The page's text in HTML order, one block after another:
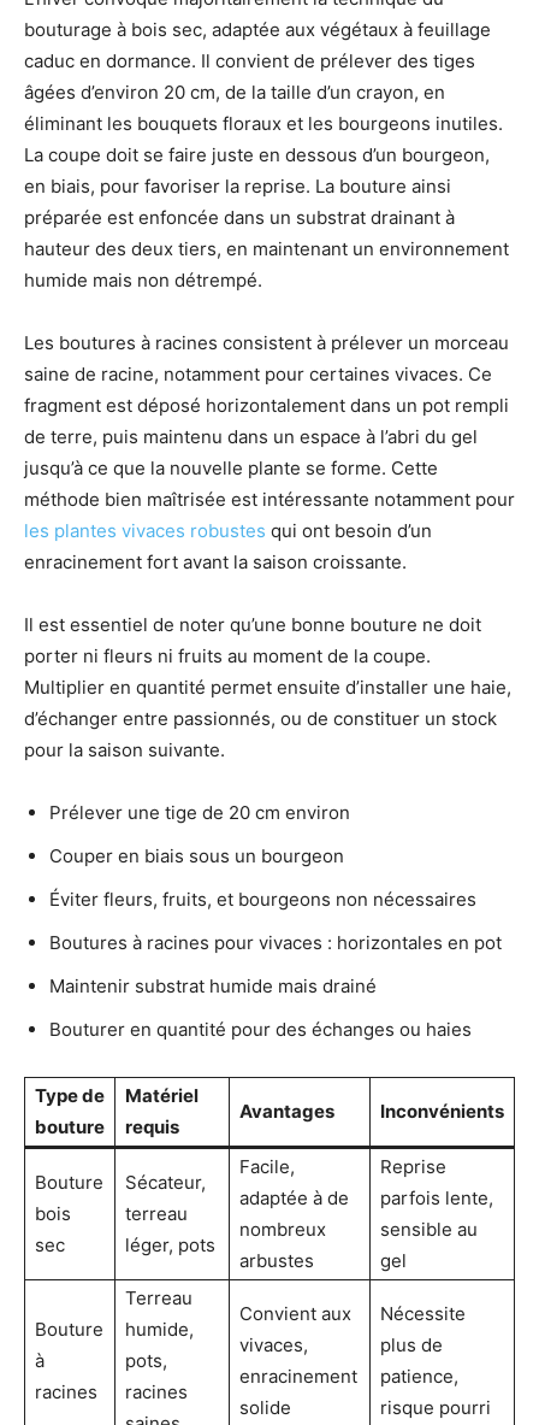
bouturage à bois sec, adaptée aux végétaux à feuillage
caduc en dormance. Il convient de prélever des tiges
âgées d’environ 20 cm, de la taille d’un crayon, en
éliminant les bouquets floraux et les bourgeons inutiles.
La coupe doit se faire juste en dessous d’un bourgeon,
en biais, pour favoriser la reprise. La bouture ainsi
préparée est enfoncée dans un substrat drainant à
hauteur des deux tiers, en maintenant un environnement
humide mais non détrempé.
Les boutures à racines consistent à prélever un morceau
saine de racine, notamment pour certaines vivaces. Ce
fragment est déposé horizontalement dans un pot rempli
de terre, puis maintenu dans un espace à l’abri du gel
jusqu’à ce que la nouvelle plante se forme. Cette
méthode bien maîtrisée est intéressante notamment pour
les plantes vivaces robustes qui ont besoin d’un
enracinement fort avant la saison croissante.
Il est essentiel de noter qu’une bonne bouture ne doit
porter ni fleurs ni fruits au moment de la coupe.
Multiplier en quantité permet ensuite d’installer une haie,
d’échanger entre passionnés, ou de constituer un stock
pour la saison suivante.
Prélever une tige de 20 cm environ
Couper en biais sous un bourgeon
Éviter fleurs, fruits, et bourgeons non nécessaires
Boutures à racines pour vivaces : horizontales en pot
Maintenir substrat humide mais drainé
Bouturer en quantité pour des échanges ou haies
Type de
bouture
Matériel
requis
Avantages Inconvénients
Bouture
bois
sec
Sécateur,
terreau
léger, pots
Facile,
adaptée à de
nombreux
arbustes
Reprise
parfois lente,
sensible au
gel
Bouture
à
racines
Terreau
humide,
pots,
racines
Convient aux
vivaces,
enracinement
solide
Nécessite
plus de
patience,
risque pourri